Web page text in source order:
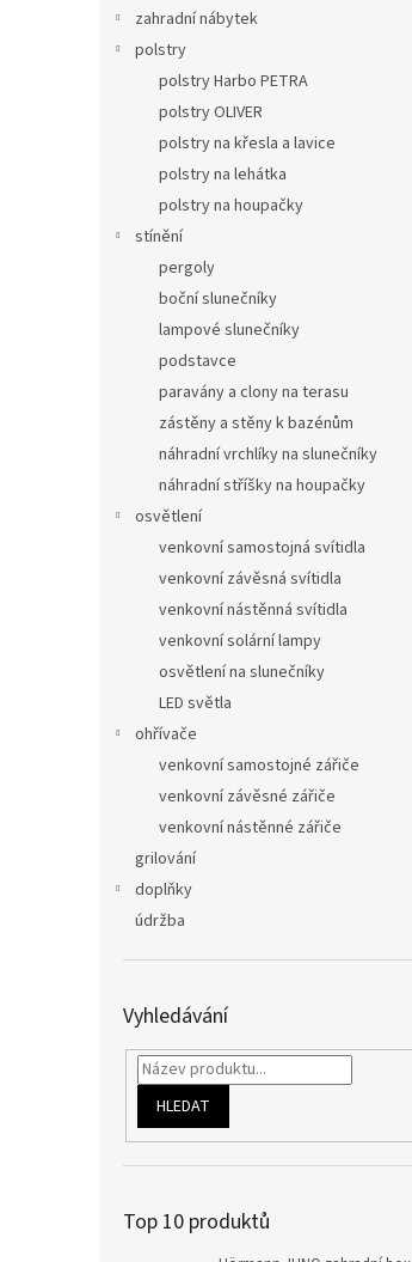
zahradní nábytek
polstry
polstry Harbo PETRA
polstry OLIVER
polstry na křesla a lavice
polstry na lehátka
polstry na houpačky
stínění
pergoly
boční slunečníky
lampové slunečníky
podstavce
paravány a clony na terasu
zástěny a stěny k bazénům
náhradní vrchlíky na slunečníky
náhradní stříšky na houpačky
osvětlení
venkovní samostojná svítidla
venkovní závěsná svítidla
venkovní nástěnná svítidla
venkovní solární lampy
osvětlení na slunečníky
LED světla
ohřívače
venkovní samostojné zářiče
venkovní závěsné zářiče
venkovní nástěnné zářiče
grilování
doplňky
údržba
Vyhledávání
HLEDAT
Top 10 produktů